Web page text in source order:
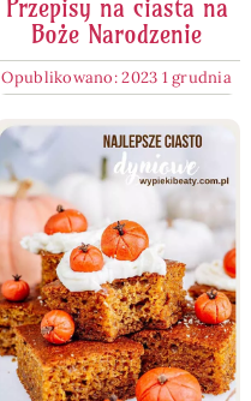
Przepisy na ciasta na
Boże Narodzenie
Opublikowano: 2023 1 grudnia